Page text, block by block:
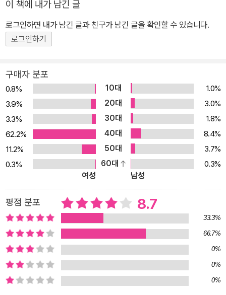
의 희곡 작품은 우리 청소년문학의 스펙트럼을 한층 넓혀 주리라 생
각한다. 또한 단순한 텍스트의 기능에서 벗어나, 일선 교육 현장에서
는 함께 읽고(연기하고) 생각하고 토론하는 교육적 역할(연극 놀이)
다. 장난삼아 던진 돌멩이 하나가 일으킨 파문에 관한 이야기 『소년이
그랬다』는 오스트레일리아의 유명 극단 질 시어터(The Zeal Theat
re)의 대표 레퍼토리인 『더 스톤즈』를 원작으로, 「878미터의 봄」으
로 제1회 벽산희곡상을 수상한 젊은 극작가 한현주가 한국적 상황과
정서를 살려 우리 십대의 살아 있는 언어로 다시 쓴 희곡이다. 실제 오
스트레일리아에서 일어난 사건을 다뤄 화제를 모은 이 작품은 사건
그 자체보다는 전 세계에서 보편적으로 일어나는 청소년 범죄와 일탈
행위에 초점을 두고 제작했으며, 1996년 초연 이후 20개국에서 1,0
고예술단체상 등 상을 수상했다. 각색을 맡은 한현주 작가는 원작의
무게에 휘둘리지 않고 자기 색깔을 유지하며 작품을 완성했다. 실제
청소년의 말투와 즐겨 쓰는 단어, 고유한 화법 등은 청소년들과의 협
력 작업을 통해 도움을 받기도 했다. 욕설과 은어조차 세대 정체성을
표현하는 사회적 탈출구인 청소년들의 세계를 이해하는 것이라 여겼
기 때문이다. 그래서 『소년이 그랬다』에는 다른 문학 작품에서는 쉽
이 책에 내가 남긴 글
로그인하면 내가 남긴 글과 친구가 남긴 글을 확인할 수 있습니다.
로그인하기
구매자 분포
0.8% 10대
1.0%
3.9%
20대
3.0%
3.3%
30대
1.8%
62.2%
40대
8.4%
11.2%
50대
3.7%
0.3%
60대
0.3%
여성
남성
평점 분포 8.7
33.3%
66.7%
0%
0%
0%